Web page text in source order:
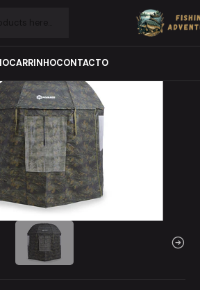
CARRINHOCONTACTO
PVC + full cover